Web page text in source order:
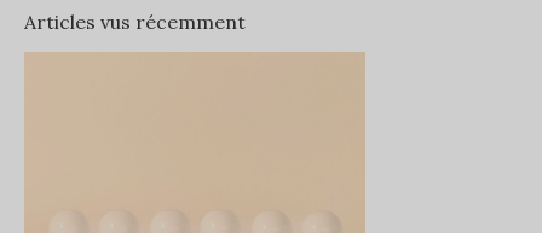
Articles vus récemment